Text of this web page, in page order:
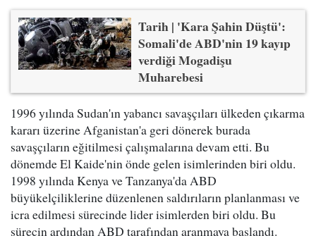
Tarih | 'Kara Şahin Düştü':
Somali'de ABD'nin 19 kayıp
verdiği Mogadişu
Muharebesi
1996 yılında Sudan'ın yabancı savaşçıları ülkeden çıkarma
kararı üzerine Afganistan'a geri dönerek burada
savaşçıların eğitilmesi çalışmalarına devam etti. Bu
dönemde El Kaide'nin önde gelen isimlerinden biri oldu.
1998 yılında Kenya ve Tanzanya'da ABD
büyükelçiliklerine düzenlenen saldırıların planlanması ve
icra edilmesi sürecinde lider isimlerden biri oldu. Bu
sürecin ardından ABD tarafından aranmaya başlandı.